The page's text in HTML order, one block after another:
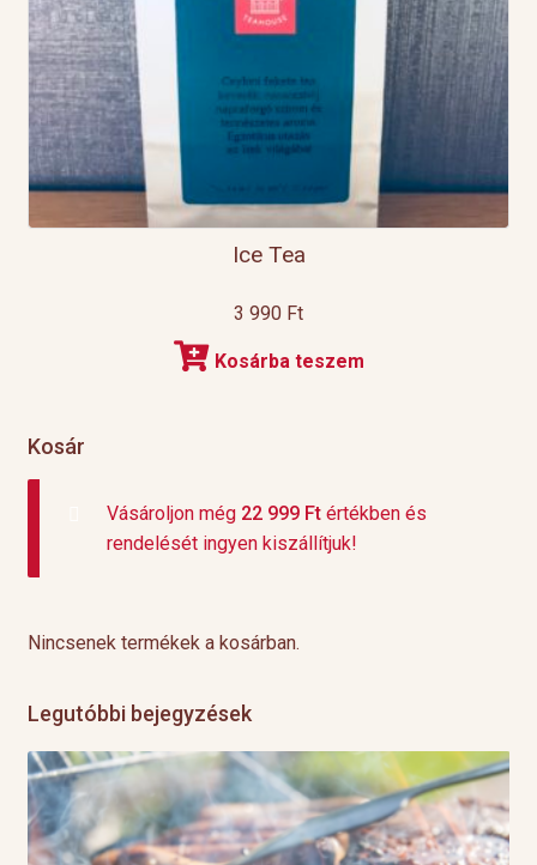
Ice Tea
3 990 Ft
Kosárba teszem
Kosár
Vásároljon még 22 999 Ftértékben és
rendelését ingyen kiszállítjuk!
Nincsenek termékek a kosárban.
Legutóbbi bejegyzések